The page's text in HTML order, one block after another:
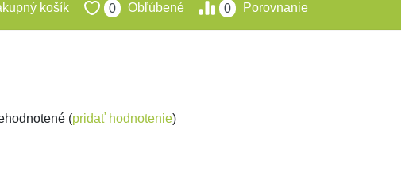
0 Porovnanie
0 Obľúbené
košík
(pridať hodnotenie)